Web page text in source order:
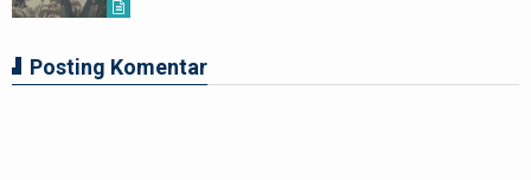
Posting Komentar